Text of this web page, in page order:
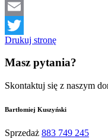
Facebook
Email
Twitter
Drukuj stronę
Masz pytania?
Skontaktuj się z naszym
Bartłomiej Kuszyński
Sprzedaż 883 749 245